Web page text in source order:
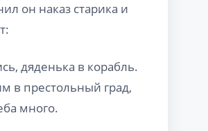
он наказ старика и
дяденька в корабль.
в престольный град,
много.